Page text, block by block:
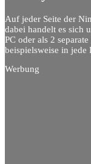
Auf jeder Seite der
dabei handelt es sich
PC oder als 2
beispielsweise in
Werbung